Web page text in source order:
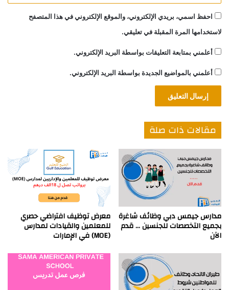
احفظ اسمي، بريدي الإلكتروني، والموقع الإلكتروني في هذا المتصفح
لاستخدامها المرة المقبلة في تعليقي.
أعلمني بمتابعة التعليقات بواسطة البريد الإلكتروني.
أعلمني بالمواضيع الجديدة بواسطة البريد الإلكتروني.
مقالات ذات صلة
مدارس جيمس دبي وظائف شاغرة
بجميع التخصصات للجنسين … قدم
الآن
معرض توظيف افتراضي حصري
للمعلمين والقيادات لمدارس
(MOE) في الإمارات